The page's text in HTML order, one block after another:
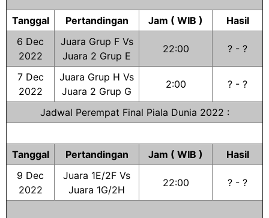
Tanggal Pertandingan Jam ( WIB )
Hasil
6 Dec
2022
Juara Grup F Vs
Juara 2 Grup E
22:00 ? - ?
7 Dec
2022
Juara Grup H Vs
Juara 2 Grup G
2:00 ? - ?
Jadwal Perempat Final Piala Dunia 2022 :
Tanggal Pertandingan Jam ( WIB )
Hasil
9 Dec
2022
Juara 1E/2F Vs
Juara 1G/2H
22:00 ? - ?